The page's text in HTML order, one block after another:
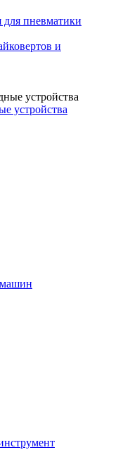
для пневматики
и
устройства
машин